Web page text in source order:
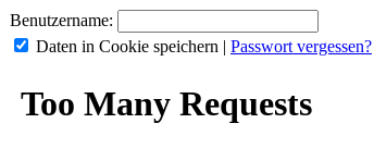
Benutzername:
Daten in Cookie speichern | Passwort vergessen?